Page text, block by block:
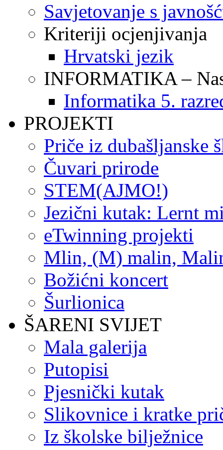
Savjetovanje s
Kriteriji ocjenjivanja
Hrvatski jezik
INFORMATIKA –
Informatika 5.
PROJEKTI
Priče iz dubašljanske
Čuvari prirode
STEM(AJMO!)
Jezični kutak: Lernt
eTwinning projekti
Mlin, (M) malin,
Božićni koncert
Šurlionica
ŠARENI SVIJET
Mala galerija
Putopisi
Pjesnički kutak
Slikovnice i kratke
Iz školske bilježnice